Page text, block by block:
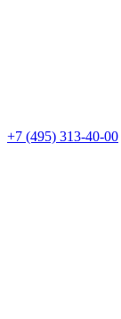
+7 (495) 313-40-00